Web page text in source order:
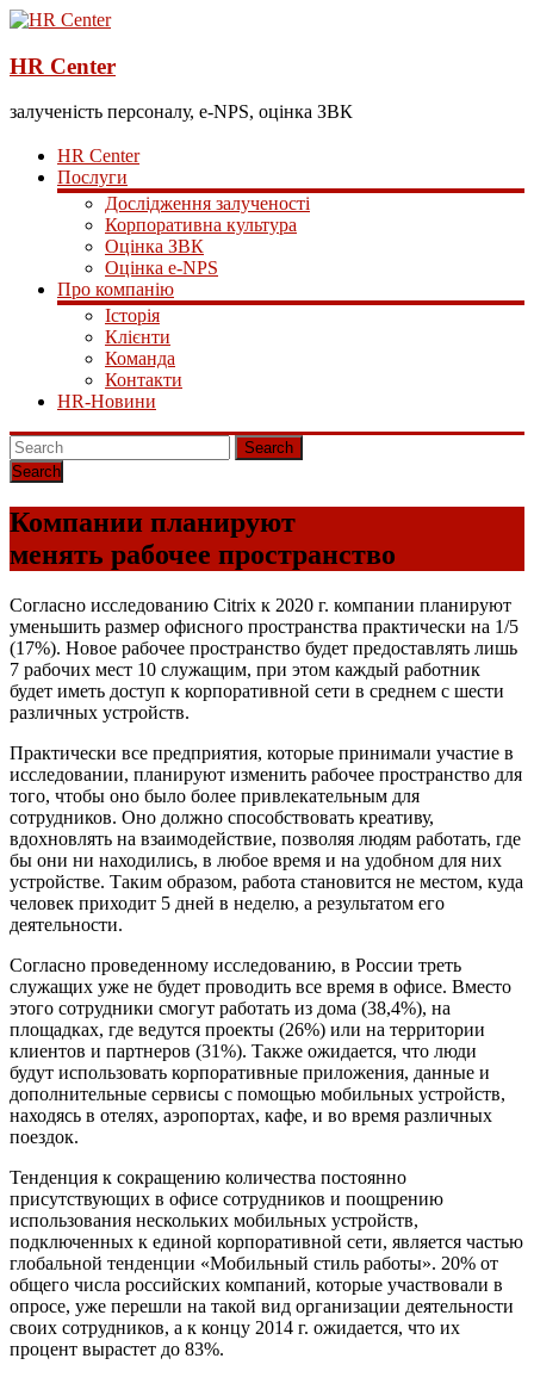
HR Center
залученість персоналу, e-NPS, оцінка ЗВК
HR Center
Послуги
Дослідження залученості
Корпоративна культура
Оцінка ЗВК
Оцінка e-NPS
Про компанію
Історія
Клієнти
Команда
Контакти
HR-Новини
Search
Компании планируют
менять рабочее пространство
Согласно исследованию Citrix к 2020 г. компании планируют
уменьшить размер офисного пространства практически на 1/5
(17%). Новое рабочее пространство будет предоставлять лишь
7 рабочих мест 10 служащим, при этом каждый работник
будет иметь доступ к корпоративной сети в среднем с шести
различных устройств.
Практически все предприятия, которые принимали участие в
исследовании, планируют изменить рабочее пространство для
того, чтобы оно было более привлекательным для
сотрудников. Оно должно способствовать креативу,
вдохновлять на взаимодействие, позволяя людям работать, где
бы они ни находились, в любое время и на удобном для них
устройстве. Таким образом, работа становится не местом, куда
человек приходит 5 дней в неделю, а результатом его
деятельности.
Согласно проведенному исследованию, в России треть
служащих уже не будет проводить все время в офисе. Вместо
этого сотрудники смогут работать из дома (38,4%), на
площадках, где ведутся проекты (26%) или на территории
клиентов и партнеров (31%). Также ожидается, что люди
будут использовать корпоративные приложения, данные и
дополнительные сервисы с помощью мобильных устройств,
находясь в отелях, аэропортах, кафе, и во время различных
поездок.
Тенденция к сокращению количества постоянно
присутствующих в офисе сотрудников и поощрению
использования нескольких мобильных устройств,
подключенных к единой корпоративной сети, является частью
глобальной тенденции «Мобильный стиль работы». 20% от
общего числа российских компаний, которые участвовали в
опросе, уже перешли на такой вид организации деятельности
своих сотрудников, а к концу 2014 г. ожидается, что их
процент вырастет до 83%.